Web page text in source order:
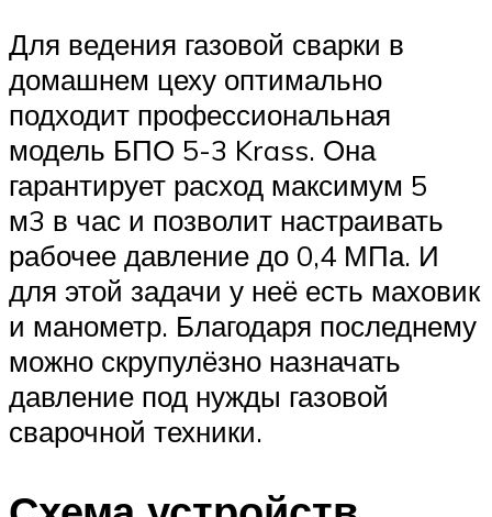
Для ведения газовой сварки в
домашнем цеху оптимально
подходит профессиональная
модель БПО 5-3 Krass. Она
гарантирует расход максимум 5
м3 в час и позволит настраивать
рабочее давление до 0,4 МПа. И
для этой задачи у неё есть маховик
и манометр. Благодаря последнему
можно скрупулёзно назначать
давление под нужды газовой
сварочной техники.